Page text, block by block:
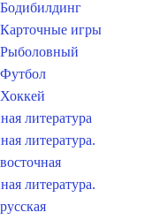
игры
литература
литература.
литература.